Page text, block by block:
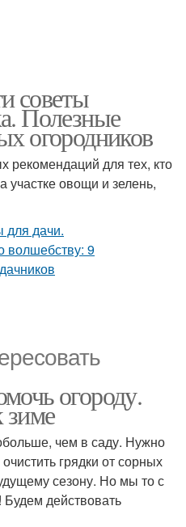
советы
Полезные
огородников
рекомендаций для тех, кто
участке овощи и зелень,
огороду.
зиме
чем в саду. Нужно
грядки от сорных
сезону. Но мы то с
Будем действовать